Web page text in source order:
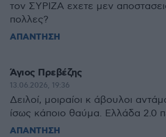
τον ΣΥΡΙΖΑ εχετε μεν
πολλες?
ΑΠΑΝΤΗΣΗ
Άγιος Πρεβέζης
13.06.2026, 19:36
Δειλοί, μοιραίοι κ άβουλοι
ίσως κάποιο θαύμα. Ελλάδα 2.0
ΑΠΑΝΤΗΣΗ